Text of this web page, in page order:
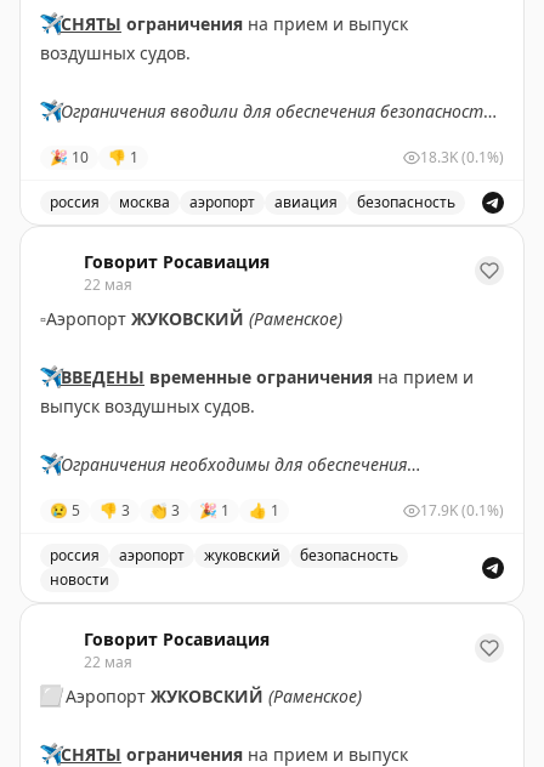
✈️СНЯТЫ ограничения на прием и выпуск
воздушных судов.
✈️Ограничения вводили для обеспечения безопасности
✈️ Говорит Росавиация| MАХ
🎉 10 👎 1 18.3K(0.1%)
россия москва аэропорт авиация безопасность
Говорит Росавиация
22 мая
▫️Аэропорт ЖУКОВСКИЙ (Раменское)
✈️ВВЕДЕНЫ временные ограничения на прием и
выпуск воздушных судов.
✈️Ограничения необходимы для обеспечения
✈️ Говорит Росавиация|MАХ
😢 5 👎 3 👏 3 🎉 1 👍 1 17.9K(0.1%)
россия аэропорт жуковский
безопасность
новости
Говорит Росавиация
22 мая
⬜️Аэропорт ЖУКОВСКИЙ (Раменское)
✈️СНЯТЫ ограничения на прием и выпуск